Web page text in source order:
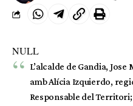
NULL
L’alcalde de Gandia,
amb Alícia Izquierdo,
Responsable del Territori;